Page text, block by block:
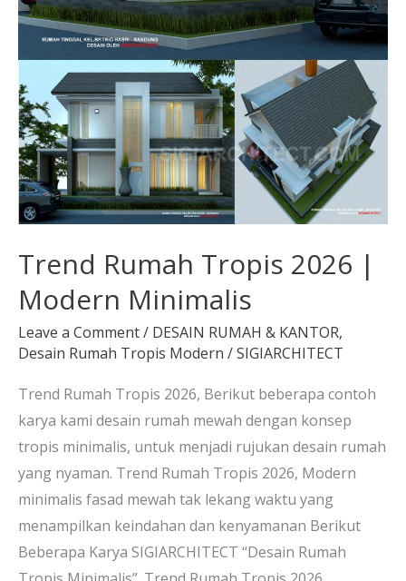
Trend Rumah Tropis 2026 |
Modern Minimalis
Leave a Comment/ DESAIN RUMAH & KANTOR,
Desain Rumah Tropis Modern /SIGIARCHITECT
Trend Rumah Tropis 2026, Berikut beberapa contoh
karya kami desain rumah mewah dengan konsep
tropis minimalis, untuk menjadi rujukan desain rumah
yang nyaman. Trend Rumah Tropis 2026, Modern
minimalis fasad mewah tak lekang waktu yang
menampilkan keindahan dan kenyamanan Berikut
Beberapa Karya SIGIARCHITECT “Desain Rumah